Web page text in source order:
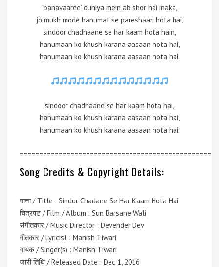
‘banavaaree’ duniya mein ab shor hai inaka,
jo mukh mode hanumat se pareshaan hota hai,
sindoor chadhaane se har kaam hota hain,
hanumaan ko khush karana aasaan hota hai,
hanumaan ko khush karana aasaan hota hai.
sindoor chadhaane se har kaam hota hai,
hanumaan ko khush karana aasaan hota hai,
hanumaan ko khush karana aasaan hota hai.
=================================================
Song Credits & Copyright Details:
गाना / Title : Sindur Chadane Se Har Kaam Hota Hai
चित्रपट / Film / Album : Sun Barsane Wali
संगीतकार / Music Director : Devender Dev
गीतकार / Lyricist : Manish Tiwari
गायक / Singer(s) : Manish Tiwari
जारी तिथि / Released Date : Dec 1, 2016